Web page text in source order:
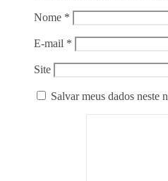
Nome *
E-mail *
Site
Salvar meus dados neste